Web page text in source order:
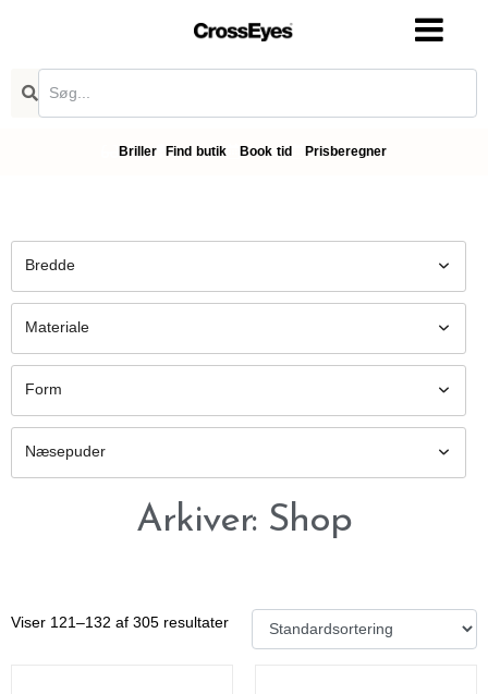
Briller Find butik Book tid Prisberegner
Bredde
Materiale
Form
Næsepuder
Arkiver: Shop
Viser 121–132 af 305 resultater